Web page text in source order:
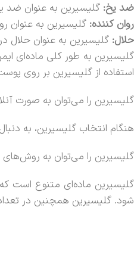
ضد یخ: گلیسیرین به عنوان ضد
روان کننده: گلیسیرین به عنوان
حلال: گلیسیرین به عنوان حلال
گلیسیرین به طور کلی ماده‌ای
استفاده از گلیسیرین بر روی
گلیسیرین را می‌توان به صورت
هنگام انتخاب گلیسیرین، به
گلیسیرین را می‌توان به روش‌های
گلیسیرین ماده‌ای متنوع است
شود. گلیسیرین همچنین در